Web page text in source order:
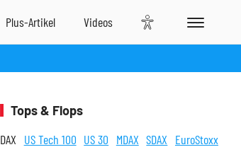
Tops & Flops
DAX US Tech 100 US 30 MDAX SDAX EuroStoxx